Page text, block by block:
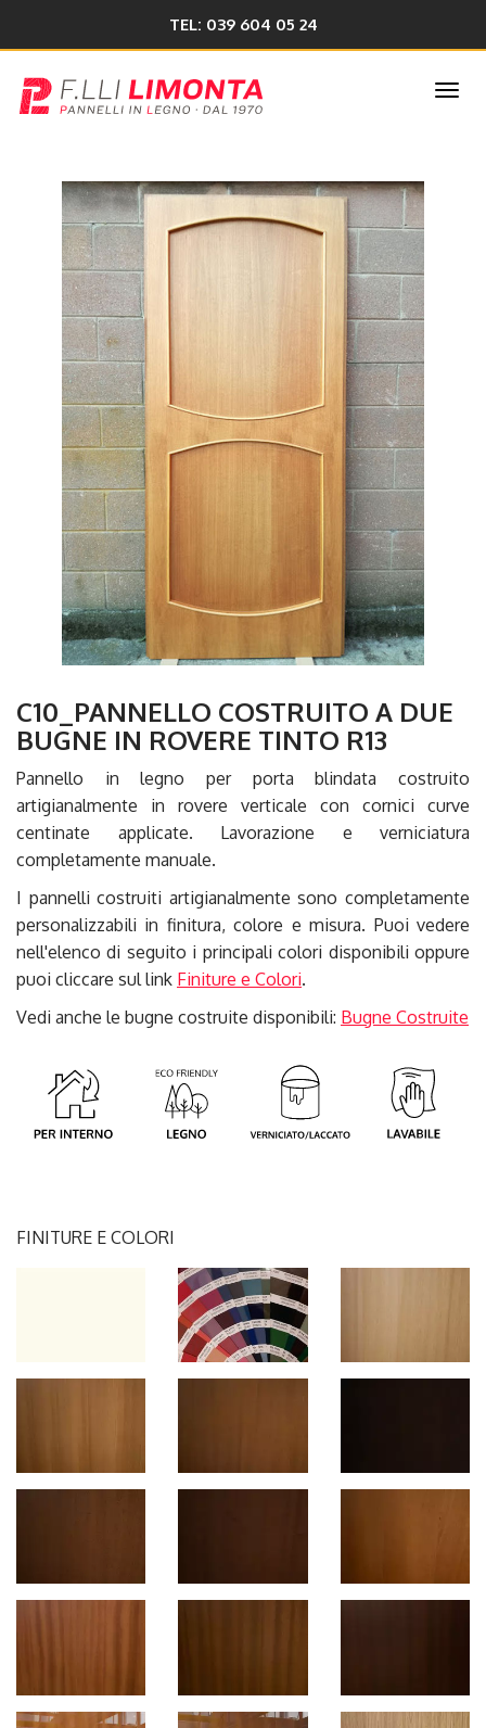
TEL: 039 604 05 24
C10_PANNELLO COSTRUITO A DUE
BUGNE IN ROVERE TINTO R13
Pannello in legno per porta blindata costruito
artigianalmente in rovere verticale con cornici curve
centinate applicate. Lavorazione e verniciatura
completamente manuale.
I pannelli costruiti artigianalmente sono completamente
personalizzabili in finitura, colore e misura. Puoi vedere
nell'elenco di seguito i principali colori disponibili oppure
puoi cliccare sul link Finiture e Colori.
Vedi anche le bugne costruite disponibili: Bugne Costruite
FINITURE E COLORI